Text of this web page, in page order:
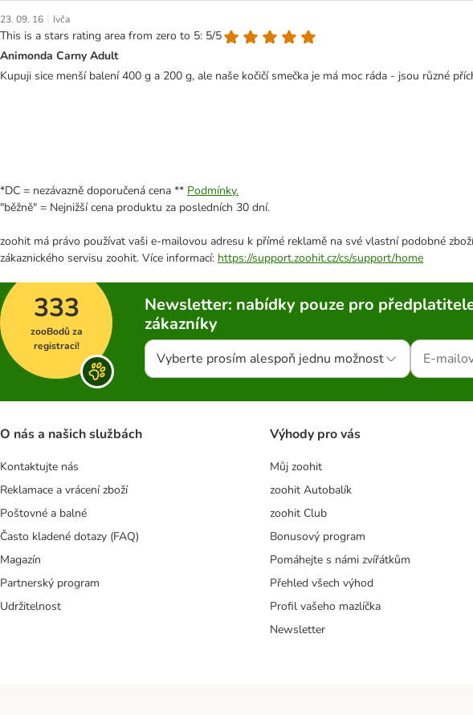
23. 09. 16 | Ivča
This is a stars rating area from zero to 5: 5/5
Animonda Carny Adult
Kupuji sice menší balení 400 g a 200 g, ale naše kočičí smečka je má moc ráda - jsou různé
*DC = nezávazně doporučená cena ** Podmínky.
"běžně" = Nejnižší cena produktu za posledních 30 dní.
zoohit má právo používat vaši e-mailovou adresu k přímé reklamě na své vlastní podobné
zákaznického servisu zoohit. Více informací: https://support.zoohit.cz/cs/support/home
333
zooBodů za
registraci!
Newsletter: nabídky pouze pro
zákazníky
Vyberte prosím alespoň jednu možnost
O nás a našich službách
Kontaktujte nás
Reklamace a vrácení zboží
Poštovné a balné
Často kladené dotazy (FAQ)
Magazín
Partnerský program
Udržitelnost
Výhody pro vás
Můj zoohit
zoohit Autobalík
zoohit Club
Bonusový program
Pomáhejte s námi zvířátkům
Přehled všech výhod
Profil vašeho mazlíčka
Newsletter